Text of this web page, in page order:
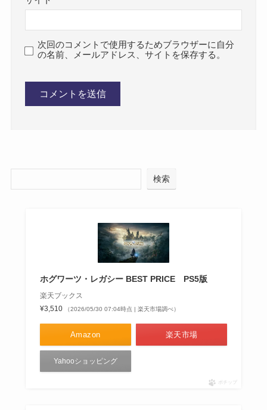
次回のコメントで使用するためブラウザーに自分
の名前、メールアドレス、サイトを保存する。
検索
ホグワーツ・レガシー BEST PRICE PS5版
楽天ブックス
¥3,510
（2026/05/30 07:04時点 | 楽天市場調べ）
Amazon 楽天市場
Yahooショッピング
ポチップ